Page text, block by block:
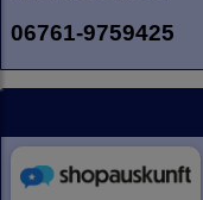
06761-9759425